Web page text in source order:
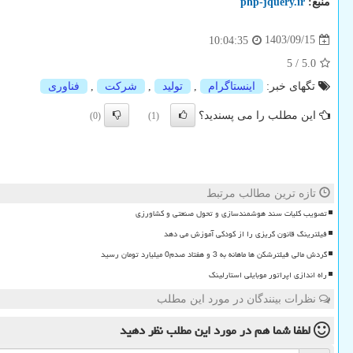
1403/09/15
10:04:35
5.0
/
5
تگهای خبر:
اینستاگرام , تولید , شركت , فناوری
این مطلب را می پسندید؟ (1)
(0)
تازه ترین مطالب مرتبط
تصویب کلیات سند هوشمندسازی و تحول صنعتی و کشاورزی
فیلترینگ قانون گریزی را از کودکی آموزش می دهد
گردش مالی فیلترشکن ها ماهانه به 3 و هفتاد صدم0 میلیارد تومان رسید
راه اندازی اپراتور موبایلی استارلینک
نظرات بینندگان در مورد این مطلب
لطفا شما همدر مورد این مطلبنظر دهید